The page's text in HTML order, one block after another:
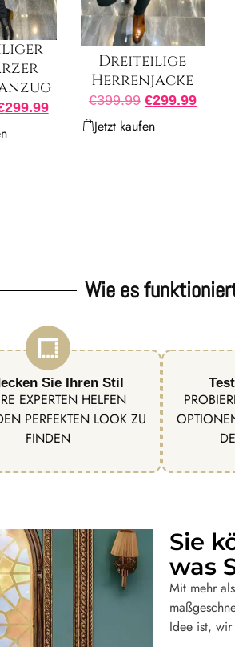
299.99
Dreiteilige
Herrenjacke
€399.99 €299.99
Jetzt kaufen
Wie es
Sie Ihren Stil
EXPERTEN HELFEN
PERFEKTEN LOOK ZU
FINDEN
Sie
was
Mit mehr
Idee ist,